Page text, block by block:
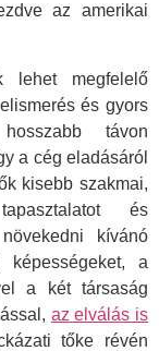
az amerikai
lehet megfelelő
és gyors
távon
a cég eladásáról
kisebb szakmai,
és
kívánó
a
a két társaság
az elválás is
tőke révén